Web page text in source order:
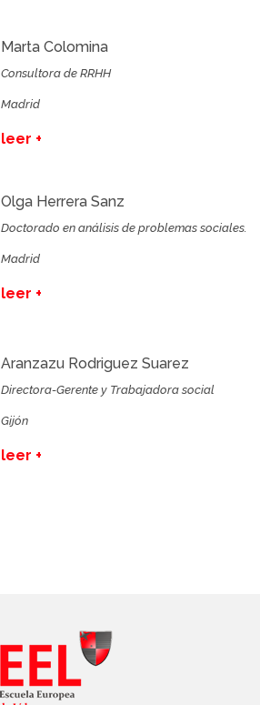
Marta Colomina
Consultora de RRHH
Madrid
leer +
Olga Herrera Sanz
Doctorado en análisis de problemas sociales.
Madrid
leer +
Aranzazu Rodriguez Suarez
Directora-Gerente y Trabajadora social
Gijón
leer +